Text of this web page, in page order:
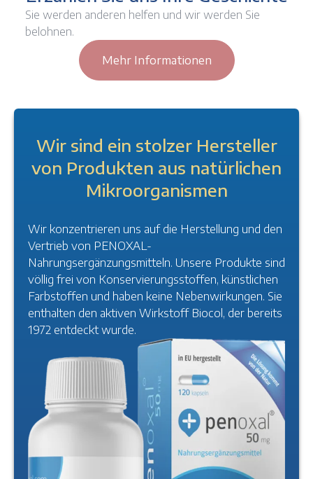
Sie werden anderen helfen und wir werden Sie
belohnen.
Mehr Informationen
Wir sind ein stolzer Hersteller
von Produkten aus natürlichen
Mikroorganismen
Wir konzentrieren uns auf die Herstellung und den
Vertrieb von PENOXAL-
Nahrungsergänzungsmitteln. Unsere Produkte sind
völlig frei von Konservierungsstoffen, künstlichen
Farbstoffen und haben keine Nebenwirkungen. Sie
enthalten den aktiven Wirkstoff Biocol, der bereits
1972 entdeckt wurde.